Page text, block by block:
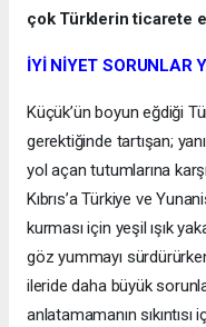
çok Türklerin ticarete el
İYİ NİYET SORUNLAR
Küçük’ün boyun eğdiği
gerektiğinde tartışan;
yol açan tutumlarına
Kıbrıs’a Türkiye ve
kurması için yeşil ışık
göz yummayı
ileride daha büyük
anlatamamanın